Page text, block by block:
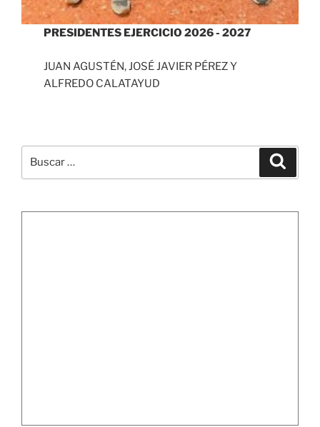
PRESIDENTES EJERCICIO 2026 - 2027
JUAN AGUSTÉN, JOSÉ JAVIER PÉREZ Y
ALFREDO CALATAYUD
por: